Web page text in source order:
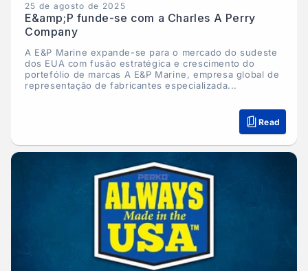
25 de agosto de 2025
E&amp;P funde-se com a Charles A Perry
Company
A E&P Marine expande-se para o mercado do sudeste
dos EUA com fusão estratégica e crescimento do
portefólio de marcas A E&P Marine, empresa global de
representação de fabricantes especializada...
Read